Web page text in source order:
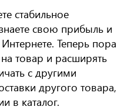
стабильное
свою прибыль и
Теперь пора
товар и расширять
с другими
другого товара,
в каталог.